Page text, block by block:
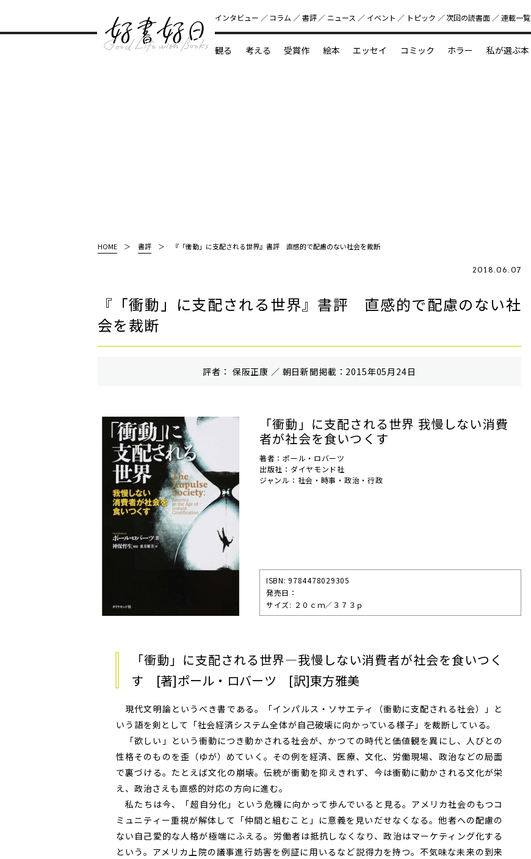
好書好日
インタビュー コラム 書評 ニュース イベント トピック 次回の読書⾯ 連載一覧
観る 考える 受賞作 絵本 エッセイ コミック ホラー 私が選ぶ本
HOME 書評 『「衝動」に支配される世界』書評 直感的で配慮のない社会を裁断
2018.06.07
『「衝動」に支配される世界』書評 直感的で配慮のない社
会を裁断
評者： 保阪正康 ／ 朝⽇新聞掲載：2015年05月24日
「衝動」に支配される世界 我慢しない消費
者が社会を食いつくす
著者：ポール・ロバーツ
出版社：ダイヤモンド社
ジャンル：社会・時事・政治・行政
ISBN: 9784478029305
発売⽇：
サイズ: ２０ｃｍ／３７３ｐ
「衝動」に支配される世界―我慢しない消費者が社会を食いつく
す [著]ポール・ロバーツ [訳]東方雅美
現代文明論というべき書である。「インパルス・ソサエティ（衝動に支配される社会）」と
いう語を剣として「社会経済システム全体が自己破壊に向かっている様子」を裁断している。
「欲しい」という衝動につき動かされる社会が、かつての時代と価値観を異にし、人びとの
性格そのものを歪（ゆが）めていく。その例を経済、医療、文化、労働現場、政治などの局面
で裏づける。たとえば文化の崩壊。伝統が衝動を抑えきれず、今は衝動に動かされる文化が栄
え、政治さえも直感的対応の方向に進む。
私たちは今、「超自分化」という危機に向かって歩んでいると見る。アメリカ社会のもつコ
ミュニティー重視が解体して「仲間と組むこと」に意義を見いだせなくなる。他者への配慮の
ない自己愛的な人格が極端にふえる。労働者は抵抗しなくなり、政治はマーケティング化する
という。アメリカ上院の議事進行妨害を例証に用いるなど説得力を持つ。不気味な未来の到来